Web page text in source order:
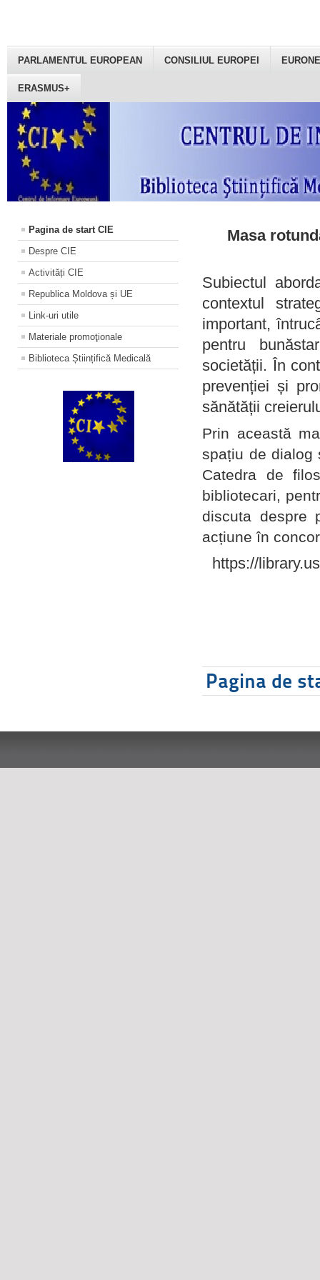
PARLAMENTUL EUROPEAN CONSILIUL EUROPEI
ERASMUS+
Pagina de start CIE
Despre CIE
Activități CIE
Republica Moldova și UE
Link-uri utile
Materiale promoţionale
Biblioteca Științifică Medicală
Masa
Subiectul
contextul
important,
pentru
societății. În
prevenției și
sănătății
Prin această
spațiu de dialog
Catedra de
bibliotecari,
discuta despre
acțiune în
https://
Pagina de